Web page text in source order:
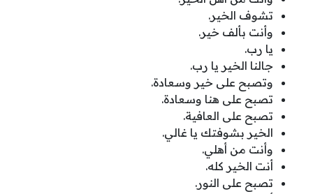
تشوف الخير.
وأنت بألف خير.
يا رب.
جالنا الخير يا رب.
وتصبح على خير وسعادة.
تصبح على هنا وسعادة.
تصبح على العافية.
الخير بشوفتك يا غالي.
وأنت من أهلي.
أنت الخير كله.
تصبح على النور.